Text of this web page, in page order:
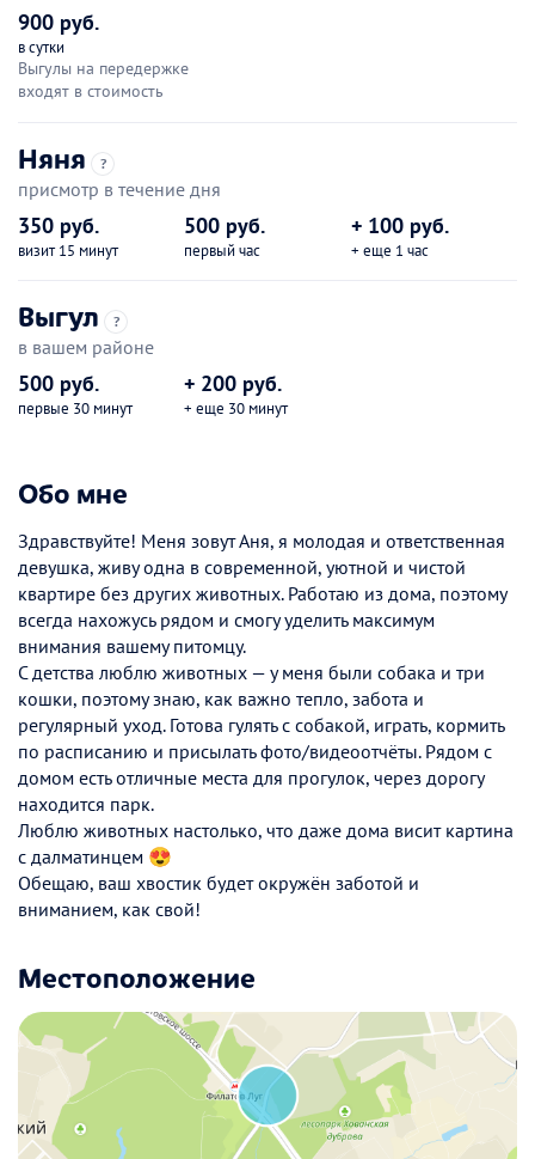
900 руб.
в сутки
Выгулы на передержке
входят в стоимость
Няня ?
присмотр в течение дня
350 руб.
визит 15 минут
500 руб.
первый час
+ 100 руб.
+ еще 1 час
Выгул ?
в вашем районе
500 руб.
первые 30 минут
+ 200 руб.
+ еще 30 минут
Обо мне
Здравствуйте! Меня зовут Аня, я молодая и ответственная
девушка, живу одна в современной, уютной и чистой
квартире без других животных. Работаю из дома, поэтому
всегда нахожусь рядом и смогу уделить максимум
внимания вашему питомцу.
С детства люблю животных — у меня были собака и три
кошки, поэтому знаю, как важно тепло, забота и
регулярный уход. Готова гулять с собакой, играть, кормить
по расписанию и присылать фото/видеоотчёты. Рядом с
домом есть отличные места для прогулок, через дорогу
находится парк.
Люблю животных настолько, что даже дома висит картина
с далматинцем 😍
Обещаю, ваш хвостик будет окружён заботой и
вниманием, как свой!
Местоположение